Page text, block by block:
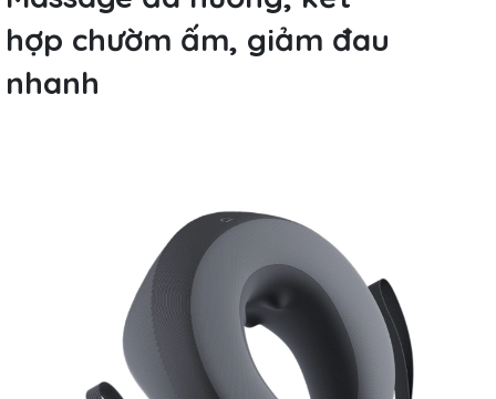
hợp chườm ấm, giảm đau
nhanh